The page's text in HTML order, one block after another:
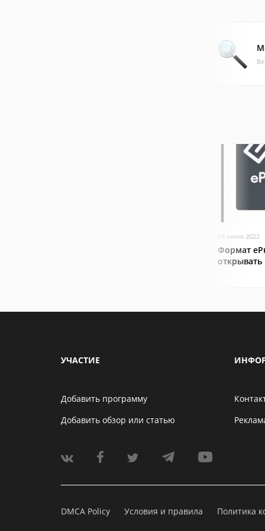
04 июня 2022
Формат
открывать
УЧАСТИЕ
Добавить программу
Добавить обзор или статью
DMCA Policy Условия и правила Политика